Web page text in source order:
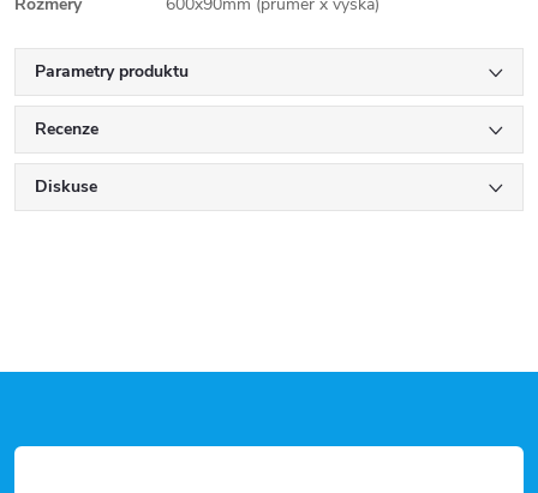
Parametry produktu
Recenze
Diskuse
á